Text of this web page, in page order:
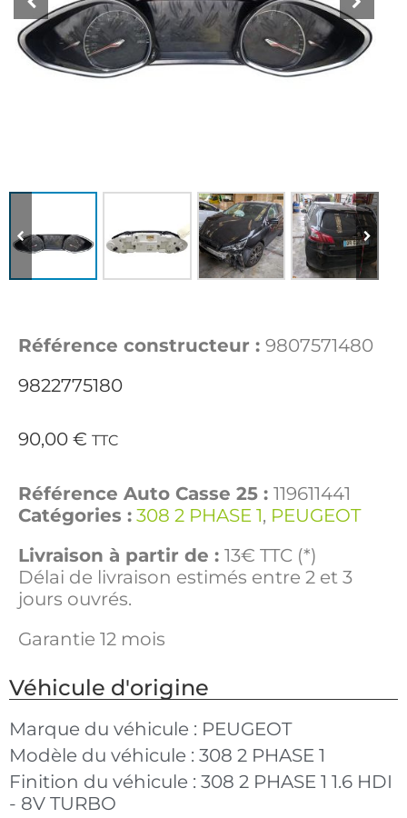
Référence constructeur : 9807571480
9822775180
90,00 € TTC
Référence Auto Casse 25 : 119611441
Catégories : 308 2 PHASE 1, PEUGEOT
Livraison à partir de : 13€ TTC (*)
Délai de livraison estimés entre 2 et 3
jours ouvrés.
Garantie 12 mois
Véhicule d'origine
Marque du véhicule : PEUGEOT
Modèle du véhicule : 308 2 PHASE 1
Finition du véhicule : 308 2 PHASE 1 1.6 HDI
- 8V TURBO